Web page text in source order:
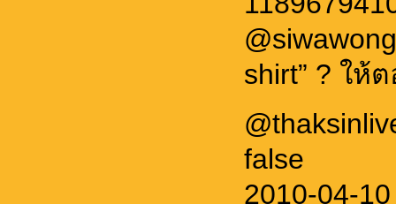
shirt” ? ให้
false
2010-04-